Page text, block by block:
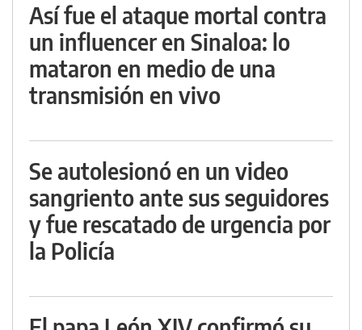
Así fue el ataque mortal contra
un influencer en Sinaloa: lo
mataron en medio de una
transmisión en vivo
Se autolesionó en un video
sangriento ante sus seguidores
y fue rescatado de urgencia por
la Policía